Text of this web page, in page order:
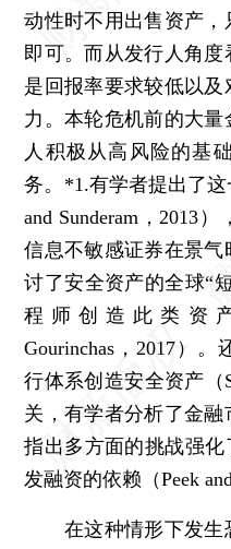
动性时不用出售资产
即可。而从发行人角
是回报率要求较低以
力。本轮危机前的大
人积极从高风险的基
务。 *1.有学者提出了这
and Sunderam，2013
信息不敏感证券在景
讨了安全资产的全球“
程师创造此类资产
Gourinchas，2017）
行体系创造安全资产（
关，有学者分析了金融
指出多方面的挑战强
发融资的依赖（Peek
在这种情形下发生